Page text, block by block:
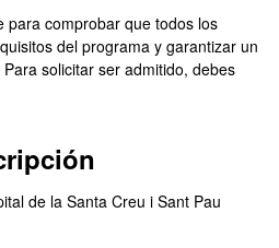
para comprobar que todos los
del programa y garantizar un
solicitar ser admitido, debes
de la Santa Creu i Sant Pau